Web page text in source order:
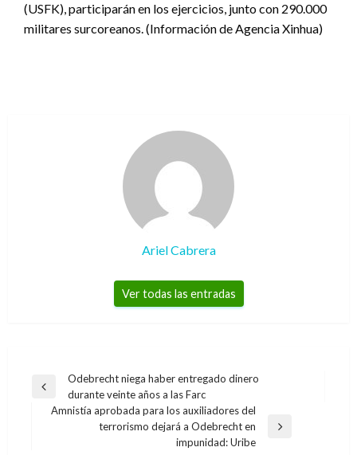
(USFK), participarán en los ejercicios, junto con 290.000
militares surcoreanos. (Información de Agencia Xinhua)
Ariel Cabrera
Ver todas las entradas
Navegación
Entrada
anterior
Odebrecht niega haber entregado dinero
durante veinte años a las Farc
Amnistía aprobada para los auxiliadores del
terrorismo dejará a Odebrecht en
impunidad: Uribe